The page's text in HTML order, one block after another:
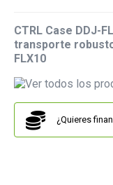
CTRL Case DDJ-
transporte
FLX10
¿Quieres